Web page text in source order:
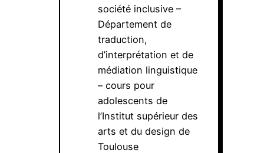
société inclusive –
Département de
traduction,
d’interprétation et de
médiation linguistique
– cours pour
adolescents de
l’Institut supérieur des
arts et du design de
Toulouse